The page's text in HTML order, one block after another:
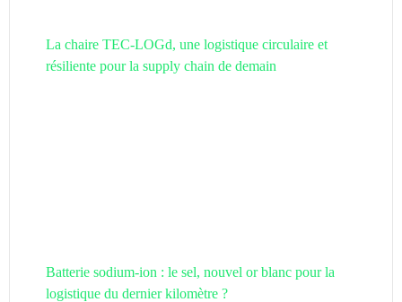
La chaire TEC-LOGd, une logistique circulaire et
résiliente pour la supply chain de demain
Batterie sodium-ion : le sel, nouvel or blanc pour la
logistique du dernier kilomètre ?